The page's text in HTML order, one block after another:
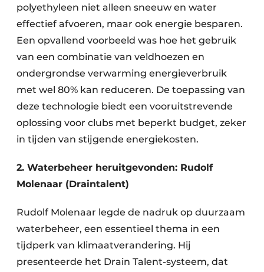
polyethyleen niet alleen sneeuw en water
effectief afvoeren, maar ook energie besparen.
Een opvallend voorbeeld was hoe het gebruik
van een combinatie van veldhoezen en
ondergrondse verwarming energieverbruik
met wel 80% kan reduceren. De toepassing van
deze technologie biedt een vooruitstrevende
oplossing voor clubs met beperkt budget, zeker
in tijden van stijgende energiekosten.
2. Waterbeheer heruitgevonden: Rudolf
Molenaar (Draintalent)
Rudolf Molenaar legde de nadruk op duurzaam
waterbeheer, een essentieel thema in een
tijdperk van klimaatverandering. Hij
presenteerde het Drain Talent-systeem, dat